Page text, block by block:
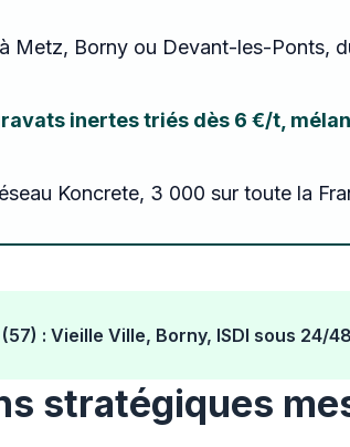
Metz, Borny ou Devant-les-Ponts,
inertes triés dès 6 €/t,
Koncrete, 3 000 sur toute la
: Vieille Ville, Borny, ISDI sous 24/
stratégiques